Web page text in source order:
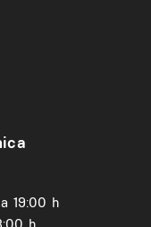
19:00 h